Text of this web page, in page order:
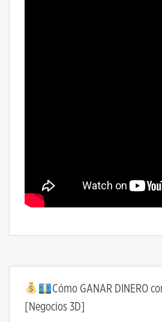
Cómo GANAR DINERO
[Negocios 3D]